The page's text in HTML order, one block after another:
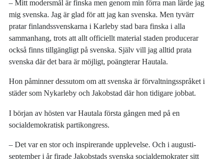
– Mitt modersmål är finska men genom min förra man lärde jag
mig svenska. Jag är glad för att jag kan svenska. Men tyvärr
pratar finlandssvenskarna i Karleby stad bara finska i alla
sammanhang, trots att allt officiellt material staden producerar
också finns tillgängligt på svenska. Själv vill jag alltid prata
svenska där det bara är möjligt, poängterar Hautala.
Hon påminner dessutom om att svenska är förvaltningsspråket i
städer som Nykarleby och Jakobstad där hon tidigare jobbat.
I början av hösten var Hautala första gången med på en
socialdemokratisk partikongress.
– Det var en stor och inspirerande upplevelse. Och i augusti-
september i år firade Jakobstads svenska socialdemokrater sitt